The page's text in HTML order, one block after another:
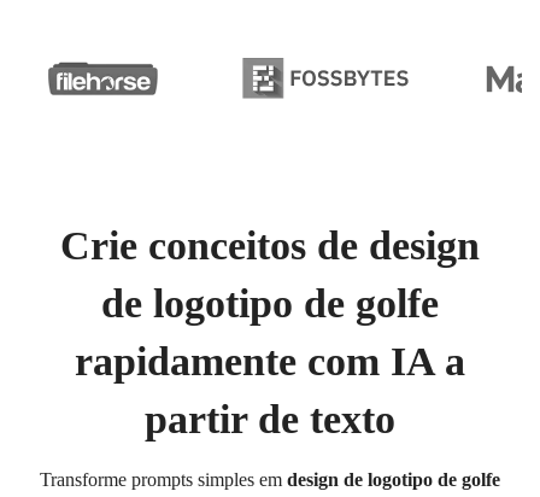
Crie conceitos de design
de logotipo de golfe
rapidamente com IA a
partir de texto
Transforme prompts simples em design de logotipo de golfe